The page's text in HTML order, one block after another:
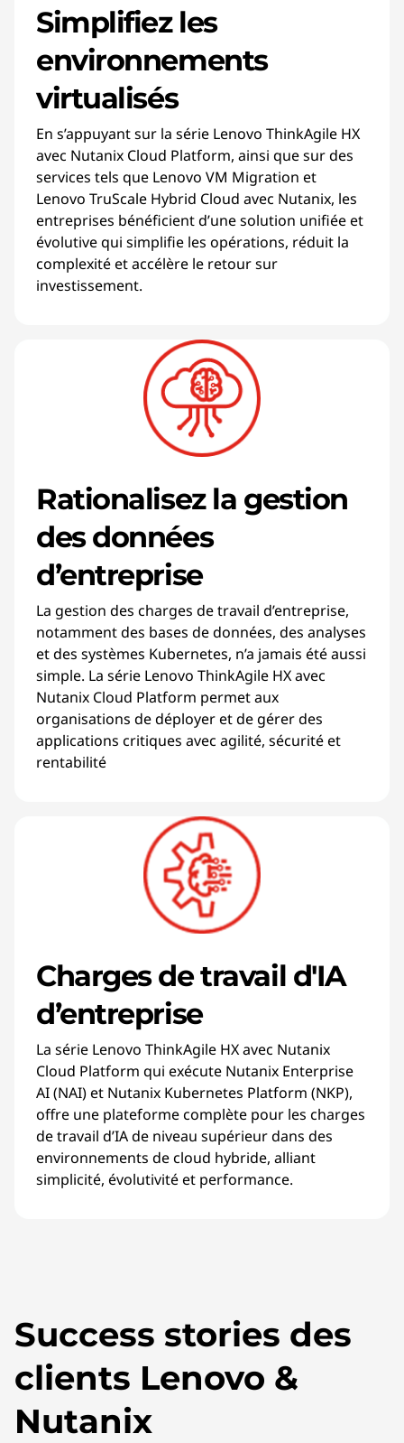
Simplifiez les
environnements
virtualisés
En s’appuyant sur la série Lenovo ThinkAgile HX
avec Nutanix Cloud Platform, ainsi que sur des
services tels que Lenovo VM Migration et
Lenovo TruScale Hybrid Cloud avec Nutanix, les
entreprises bénéficient d’une solution unifiée et
évolutive qui simplifie les opérations, réduit la
complexité et accélère le retour sur
investissement.
Rationalisez la gestion
des données
d’entreprise
La gestion des charges de travail d’entreprise,
notamment des bases de données, des analyses
et des systèmes Kubernetes, n’a jamais été aussi
simple. La série Lenovo ThinkAgile HX avec
Nutanix Cloud Platform permet aux
organisations de déployer et de gérer des
applications critiques avec agilité, sécurité et
rentabilité
Charges de travail d'IA
d’entreprise
La série Lenovo ThinkAgile HX avec Nutanix
Cloud Platform qui exécute Nutanix Enterprise
AI (NAI) et Nutanix Kubernetes Platform (NKP),
offre une plateforme complète pour les charges
de travail d’IA de niveau supérieur dans des
environnements de cloud hybride, alliant
simplicité, évolutivité et performance.
Success stories des
clients Lenovo &
Nutanix